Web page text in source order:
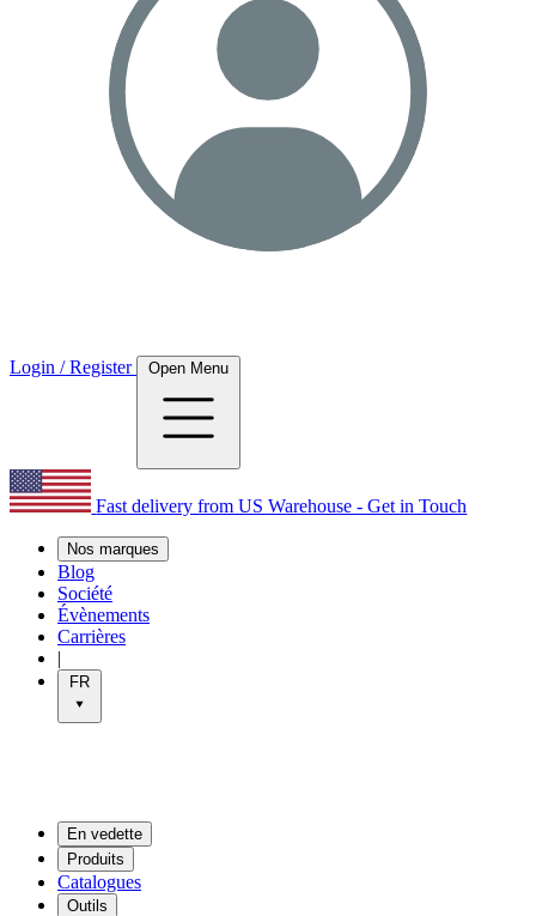
Login / Register Open Menu
Fast delivery from US Warehouse - Get in Touch
Nos marques
Blog
Société
Évènements
Carrières
|
FR
En vedette
Produits
Catalogues
Outils